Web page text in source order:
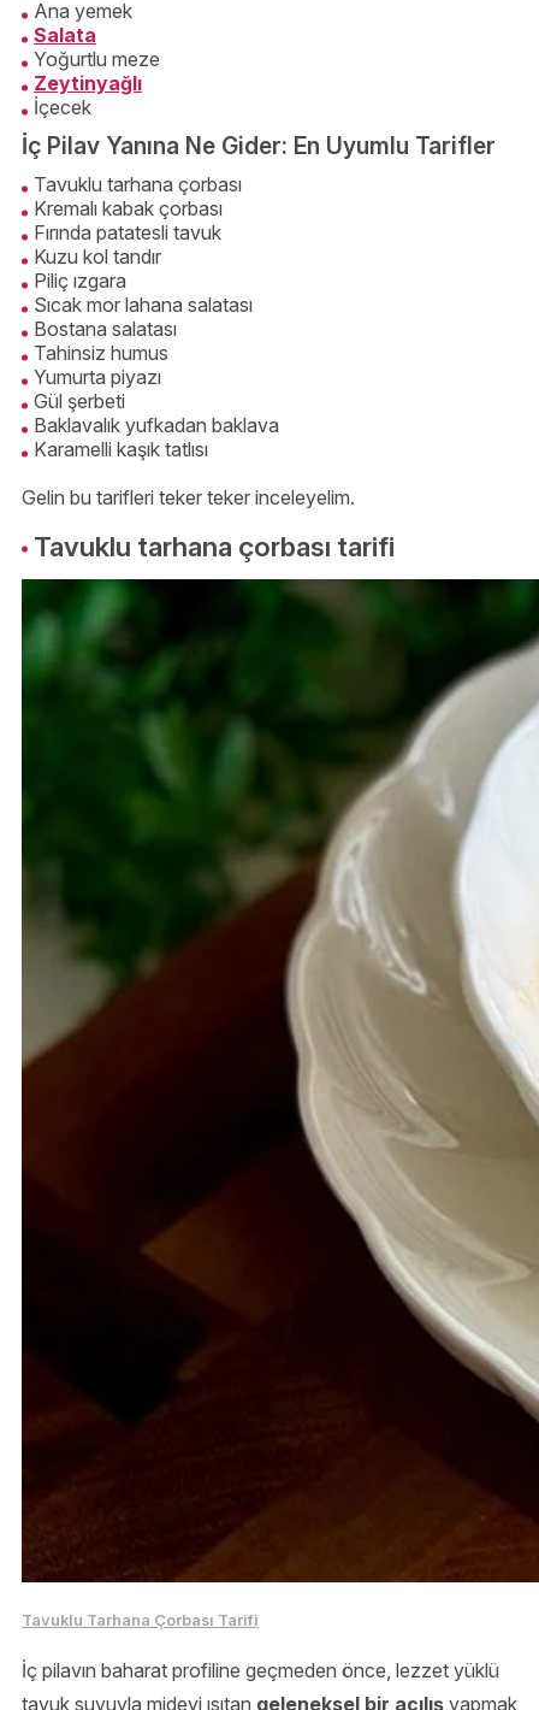
Ana yemek
Salata
Yoğurtlu meze
Zeytinyağlı
İçecek
İç Pilav Yanına Ne Gider: En Uyumlu Tarifler
Tavuklu tarhana çorbası
Kremalı kabak çorbası
Fırında patatesli tavuk
Kuzu kol tandır
Piliç ızgara
Sıcak mor lahana salatası
Bostana salatası
Tahinsiz humus
Yumurta piyazı
Gül şerbeti
Baklavalık yufkadan baklava
Karamelli kaşık tatlısı
Gelin bu tarifleri teker teker inceleyelim.
Tavuklu tarhana çorbası tarifi
Tavuklu Tarhana Çorbası Tarifi
İç pilavın baharat profiline geçmeden önce, lezzet yüklü
tavuk suyuyla mideyi ısıtan geleneksel bir açılış yapmak